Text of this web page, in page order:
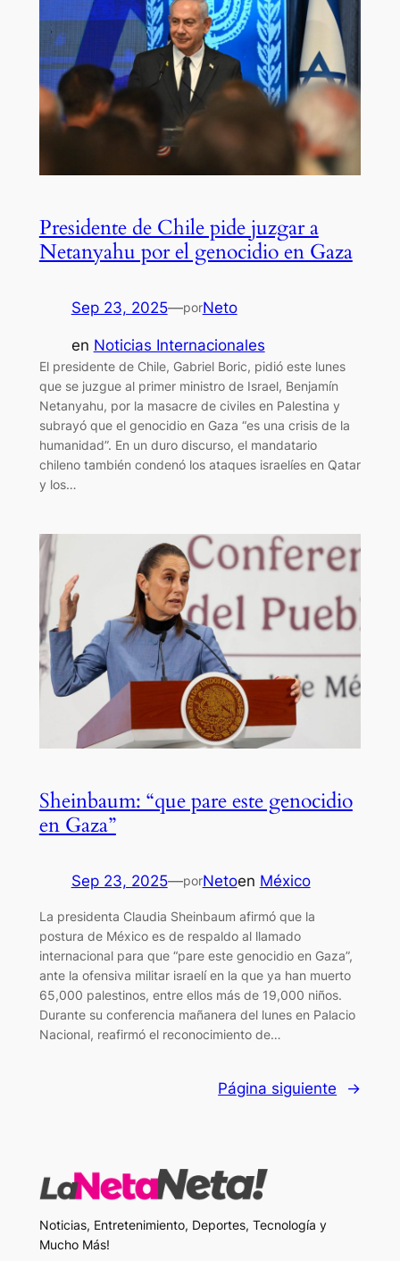
Presidente de Chile pide juzgar a
Netanyahu por el genocidio en Gaza
Sep 23, 2025—porNeto
en Noticias Internacionales
El presidente de Chile, Gabriel Boric, pidió este lunes
que se juzgue al primer ministro de Israel, Benjamín
Netanyahu, por la masacre de civiles en Palestina y
subrayó que el genocidio en Gaza “es una crisis de la
humanidad”. En un duro discurso, el mandatario
chileno también condenó los ataques israelíes en Qatar
y los…
Sheinbaum: “que pare este genocidio
en Gaza”
Sep 23, 2025—porNetoen México
La presidenta Claudia Sheinbaum afirmó que la
postura de México es de respaldo al llamado
internacional para que “pare este genocidio en Gaza”,
ante la ofensiva militar israelí en la que ya han muerto
65,000 palestinos, entre ellos más de 19,000 niños.
Durante su conferencia mañanera del lunes en Palacio
Nacional, reafirmó el reconocimiento de…
Página siguiente →
Noticias, Entretenimiento, Deportes, Tecnología y
Mucho Más!